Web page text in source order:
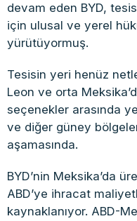
devam eden BYD,
için ulusal ve yerel
yürütüyormuş.
Tesisin yeri henüz
Leon ve orta
seçenekler arasında
ve diğer güney
aşamasında.
BYD’nin Meksika’da
ABD’ye ihracat
kaynaklanıyor. ABD-